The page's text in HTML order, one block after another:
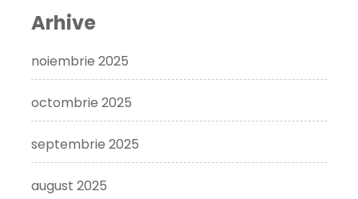
Arhive
noiembrie 2025
octombrie 2025
septembrie 2025
august 2025